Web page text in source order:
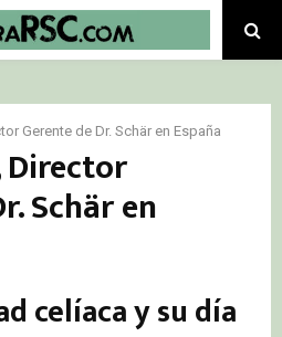
Gerente de Dr. Schär en España
Director
Schär en
celíaca y su día